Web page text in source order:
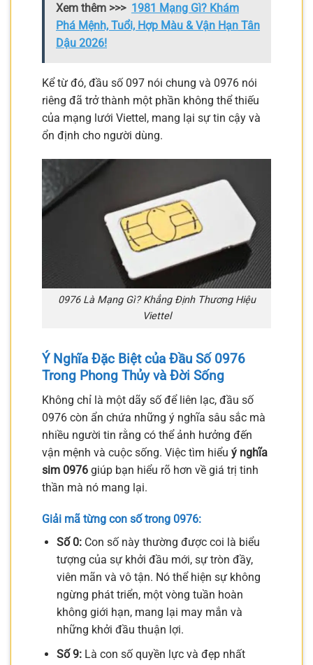
Xem thêm >>> 1981 Mạng Gì? Khám
Phá Mệnh, Tuổi, Hợp Màu & Vận Hạn Tân
Dậu 2026!
Kể từ đó, đầu số 097 nói chung và 0976 nói
riêng đã trở thành một phần không thể thiếu
của mạng lưới Viettel, mang lại sự tin cậy và
ổn định cho người dùng.
0976 Là Mạng Gì? Khẳng Định Thương Hiệu
Viettel
Ý Nghĩa Đặc Biệt của Đầu Số 0976
Trong Phong Thủy và Đời Sống
Không chỉ là một dãy số để liên lạc, đầu số
0976 còn ẩn chứa những ý nghĩa sâu sắc mà
nhiều người tin rằng có thể ảnh hưởng đến
vận mệnh và cuộc sống. Việc tìm hiểu ý nghĩa
sim 0976 giúp bạn hiểu rõ hơn về giá trị tinh
thần mà nó mang lại.
Giải mã từng con số trong 0976:
Số 0:Con số này thường được coi là biểu
tượng của sự khởi đầu mới, sự tròn đầy,
viên mãn và vô tận. Nó thể hiện sự không
ngừng phát triển, một vòng tuần hoàn
không giới hạn, mang lại may mắn và
những khởi đầu thuận lợi.
Số 9:Là con số quyền lực và đẹp nhất